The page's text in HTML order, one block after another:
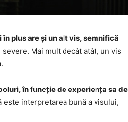
plus are și un alt vis, semnifică
Mai mult decât atât, un vis
în funcție de experiența sa de
este interpretarea bună a visului,